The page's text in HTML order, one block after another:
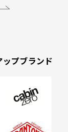
ップブランド